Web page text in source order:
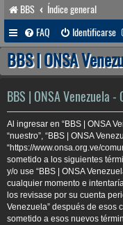
BBS
Índice general
FAQ
Identificarse
BBS | ONSA
BBS | ONSA Venezuela -
Al ingresar en “BBS | ONSA
“nuestro”, “BBS | ONSA
“https://www.onsa.org.ve/
sometido a los siguientes
y/o use “BBS | ONSA
cualquier momento e
los revisase por su cuenta
Venezuela” después de esos
sometido a esos nuevos